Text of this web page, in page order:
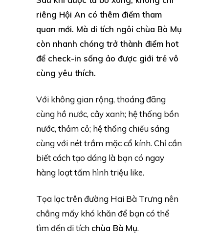
riêng Hội An có thêm điểm tham
quan mới. Mà di tích ngôi chùa Bà Mụ
còn nhanh chóng trở thành điểm hot
để check-in sống ảo được giới trẻ vô
cùng yêu thích.
Với không gian rộng, thoáng đãng
cùng hồ nước, cây xanh; hệ thống bồn
nước, thảm cỏ; hệ thống chiếu sáng
cùng với nét trầm mặc cổ kính. Chỉ cần
biết cách tạo dáng là bạn có ngay
hàng loạt tấm hình triệu like.
Tọa lạc trên đường Hai Bà Trưng nên
chẳng mấy khó khăn để bạn có thể
tìm đến di tích chùa Bà Mụ.